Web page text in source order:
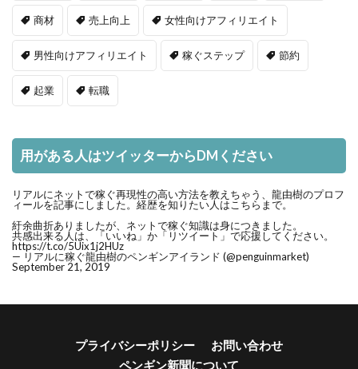
商材 売上向上 女性向けアフィリエイト
男性向けアフィリエイト 稼ぐステップ 節約
起業 転職
用がある人はツイッターからDMください
リアルにネットで稼ぐ再現性の高い方法を教えちゃう、龍由樹のプロフ
ィールを記事にしました。経歴を知りたい人はこちらまで。
紆余曲折ありましたが、ネットで稼ぐ知識は身につきました。
共感出来る人は、「いいね」か「リツイート」で応援してください。
https://t.co/5Uix1j2HUz
— リアルに稼ぐ龍由樹のペンギンアイランド (@penguinmarket)
September 21, 2019
プライバシーポリシー
お問い合わせ
ペンギン新聞について